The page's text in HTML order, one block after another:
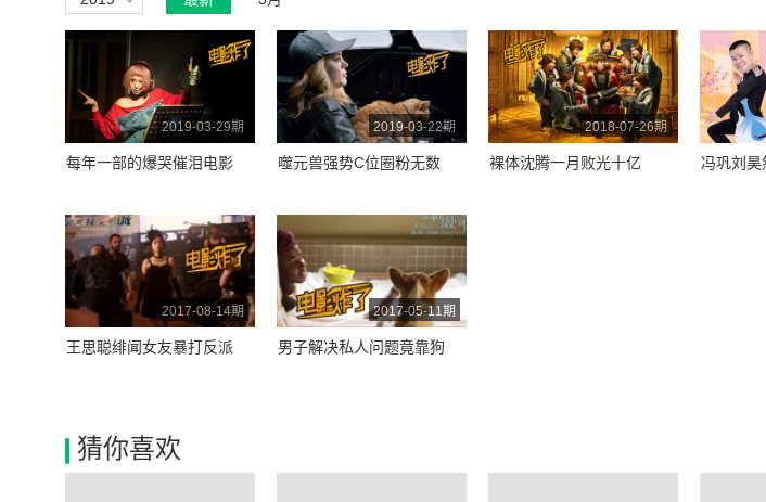
2019-03-29期
每年一部的爆哭催泪电影
2019-03-22期
噬元兽强势C位圈粉无数
2018-07-26期
裸体沈腾一月败光十亿 冯巩刘昊
2017-08-14期
王思聪绯闻女友暴打反派
2017-05-11期
男子解决私人问题竟靠狗
猜你喜欢